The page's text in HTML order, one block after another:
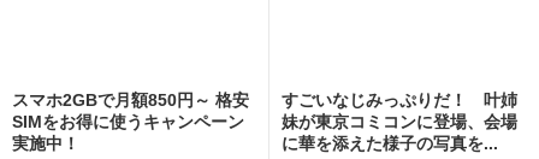
スマホ2GBで月額850円～ 格安
SIMをお得に使うキャンペーン
実施中！
すごいなじみっぷりだ！ 叶姉
妹が東京コミコンに登場、会場
に華を添えた様子の写真を...